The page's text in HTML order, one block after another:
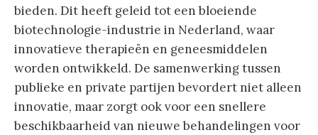
bieden. Dit heeft geleid tot een bloeiende
biotechnologie-industrie in Nederland, waar
innovatieve therapieën en geneesmiddelen
worden ontwikkeld. De samenwerking tussen
publieke en private partijen bevordert niet alleen
innovatie, maar zorgt ook voor een snellere
beschikbaarheid van nieuwe behandelingen voor